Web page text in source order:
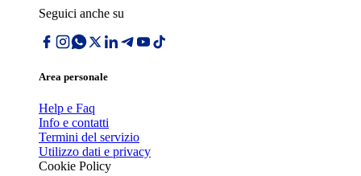
Seguici anche su
Area personale
Help e Faq
Info e contatti
Termini del servizio
Utilizzo dati e privacy
Cookie Policy